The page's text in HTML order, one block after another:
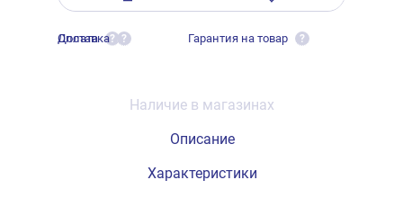
Оплата ?
Доставка ? Гарантия на товар ?
Наличие в магазинах
Описание
Характеристики